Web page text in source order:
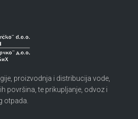
proizvodnja i distribucija vode,
površina, te prikupljanje, odvoz i
otpada.